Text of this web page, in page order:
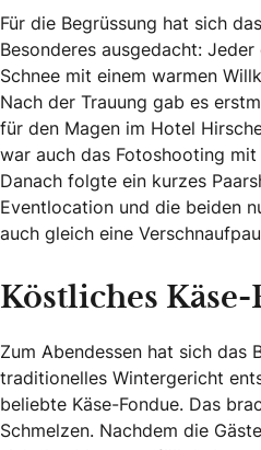
Für die Begrüssung hat sich
Besonderes ausgedacht:
Schnee mit einem warmen
Nach der Trauung gab es
für den Magen im Hotel
war auch das Fotoshooting
Danach folgte ein kurzes
Eventlocation und die beiden
auch gleich eine
Köstliches
Zum Abendessen hat sich das
traditionelles Wintergericht
beliebte Käse-Fondue. Das
Schmelzen. Nachdem die